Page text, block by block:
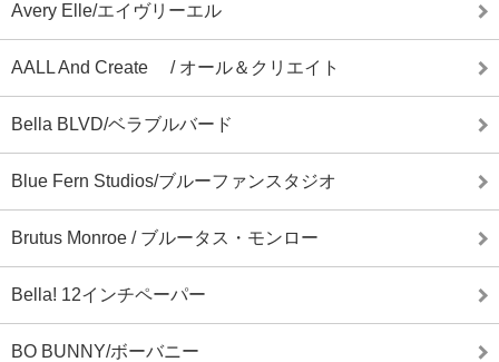
Avery Elle/エイヴリーエル
AALL And Create / オール＆クリエイト
Bella BLVD/ベラブルバード
Blue Fern Studios/ブルーファンスタジオ
Brutus Monroe / ブルータス・モンロー
Bella! 12インチペーパー
BO BUNNY/ボーバニー